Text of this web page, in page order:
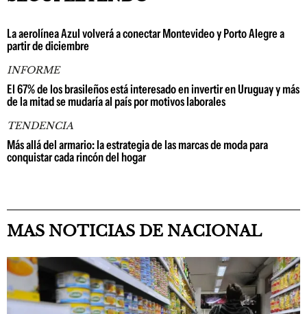
La aerolínea Azul volverá a conectar Montevideo y Porto Alegre a
partir de diciembre
INFORME
El 67% de los brasileños está interesado en invertir en Uruguay y más
de la mitad se mudaría al país por motivos laborales
TENDENCIA
Más allá del armario: la estrategia de las marcas de moda para
conquistar cada rincón del hogar
MAS NOTICIAS DE NACIONAL